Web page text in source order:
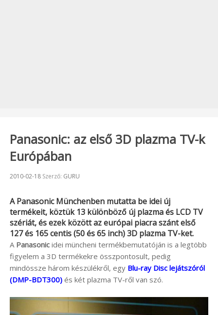
Panasonic: az első 3D plazma TV-k
Európában
Beküldve:
2010-02-18 Szerző: GURU
APanasonicMünchenben mutatta be idei új
termékeit, köztük 13 különböző új plazma és LCD TV
szériát, és ezek között az európai piacra szánt első
127 és 165 centis (50 és 65 inch) 3D plazma TV-ket.
A Panasonic idei müncheni termékbemutatóján is a legtöbb
figyelem a 3D termékekre összpontosult, pedig
mindössze három készülékről, egy Blu-ray Disc lejátszóról
(DMP-BDT300) és két plazma TV-ről van szó.